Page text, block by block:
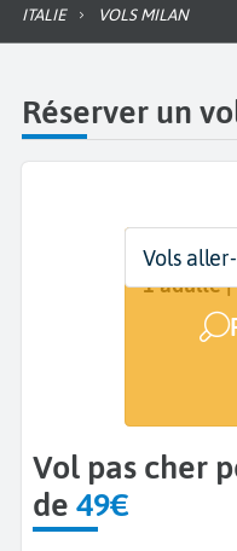
ITALIE VOLS MILAN
Réserver un
Départ
De...
Dates
Dates de
Voyageurs
1 adulte |
Vols
Vol pas cher
de 49€